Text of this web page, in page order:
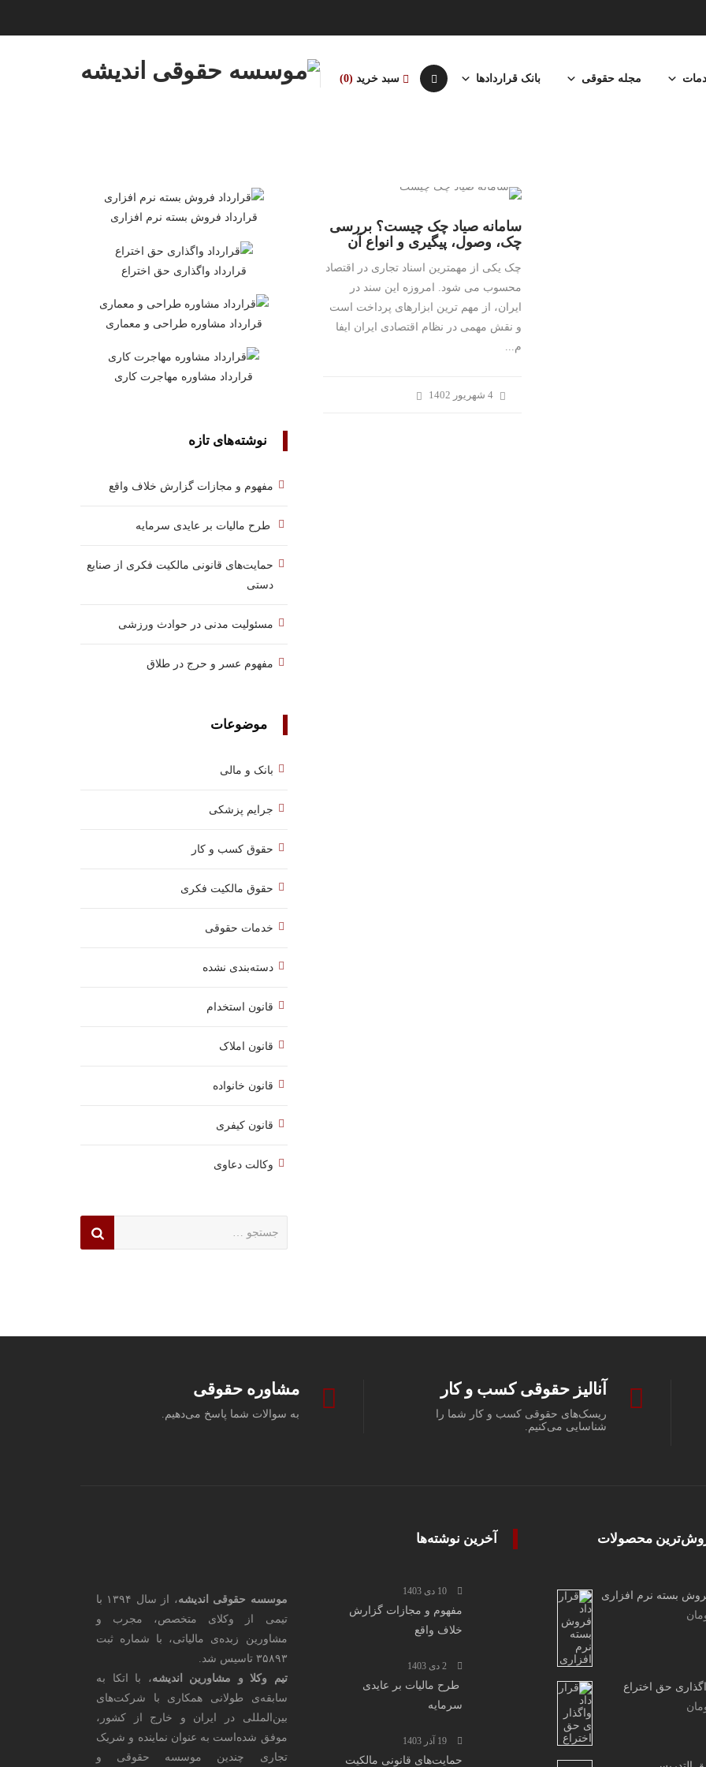
سبد خرید 0 مجله حقوقی بانک قراردادها
سامانه صیاد چک چیست؟ بررسی
چک، وصول، پیگیری و انواع آن
چک یکی از مهمترین اسناد تجاری در اقتصاد
محسوب می شود. امروزه این سند در
ایران، از مهم ترین ابزارهای پرداخت است
و نقش مهمی در نظام اقتصادی ایران ایفا
م...
4 شهریور 1402
قرارداد فروش بسته نرم افزاری
قرارداد واگذاری حق اختراع
قرارداد مشاوره طراحی و معماری
قرارداد مشاوره مهاجرت کاری
نوشته‌های تازه
مفهوم و مجازات گزارش خلاف واقع
طرح مالیات بر عایدی سرمایه
حمایت‌های قانونی مالکیت فکری از صنایع
دستی
مسئولیت مدنی در حوادث ورزشی
مفهوم عسر و حرج در طلاق
موضوعات
بانک و مالی
جرایم پزشکی
حقوق کسب‌ و کار
حقوق مالکیت فکری
خدمات حقوقی
دسته‌بندی نشده
قانون استخدام
قانون املاک
قانون خانواده
قانون کیفری
وکالت دعاوی
مشاوره حقوقی
به سوالات شما پاسخ می‌دهیم.
آنالیز حقوقی کسب و کار
ریسک‌های حقوقی کسب و کار شما را
شناسایی می‌کنیم.
موسسه حقوقی اندیشه
، از سال ۱۳۹۴ با
تیمی از وکلای متخصص، مجرب و
مشاورین زبده‌ی مالیاتی، با شماره ثبت
۳۵۸۹۳ تاسیس شد.
تیم وکلا و مشاورین اندیشه، با اتکا به
سابقه‌ی طولانی همکاری با شرکت‌های
بین‌المللی در ایران و خارج از کشور،
موفق شده‌است به عنوان نماینده و شریک
تجاری چندین موسسه حقوقی و
آخرین نوشته‌ها
10 دی 1403
مفهوم و مجازات گزارش
خلاف واقع
2 دی 1403
طرح مالیات بر عایدی
سرمایه
19 آذر 1403
حمایت‌های قانونی مالکیت
محصولات
بسته نرم افزاری
حق اختراع